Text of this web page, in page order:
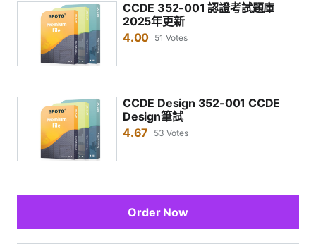
CCDE 352-001 認證考試題庫
2025年更新
4.00 51 Votes
CCDE Design 352-001 CCDE
Design筆試
4.67
53 Votes
Order Now